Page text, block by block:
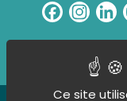
Facebook
Ce site